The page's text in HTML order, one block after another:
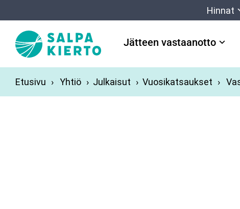
Hinnat
Jätteen vastaanotto
Etusivu Yhtiö Julkaisut Vuosikatsaukset